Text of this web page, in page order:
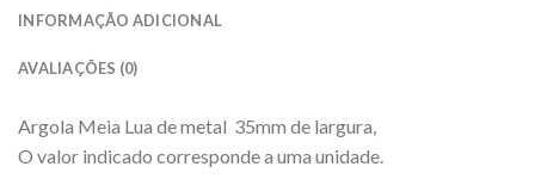
INFORMAÇÃO ADICIONAL
AVALIAÇÕES (0)
Argola Meia Lua de metal 35mm de largura,
O valor indicado corresponde a uma unidade.